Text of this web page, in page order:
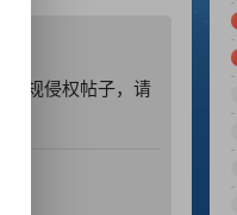
违规侵权帖子，请